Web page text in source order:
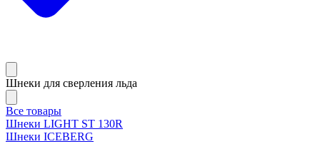
Шнеки для сверления льда
Все товары
Шнеки LIGHT ST 130R
Шнеки ICEBERG